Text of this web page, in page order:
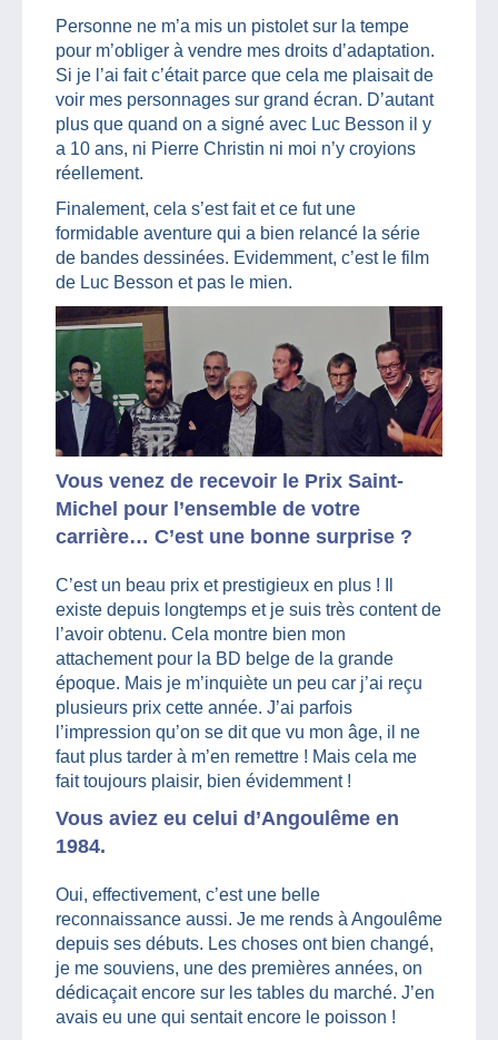
Personne ne m’a mis un pistolet sur la tempe
pour m’obliger à vendre mes droits d’adaptation.
Si je l’ai fait c’était parce que cela me plaisait de
voir mes personnages sur grand écran. D’autant
plus que quand on a signé avec Luc Besson il y
a 10 ans, ni Pierre Christin ni moi n’y croyions
réellement.
Finalement, cela s’est fait et ce fut une
formidable aventure qui a bien relancé la série
de bandes dessinées. Evidemment, c’est le film
de Luc Besson et pas le mien.
Vous venez de recevoir le Prix Saint-
Michel pour l’ensemble de votre
carrière… C’est une bonne surprise ?
C’est un beau prix et prestigieux en plus ! Il
existe depuis longtemps et je suis très content de
l’avoir obtenu. Cela montre bien mon
attachement pour la BD belge de la grande
époque. Mais je m’inquiète un peu car j’ai reçu
plusieurs prix cette année. J’ai parfois
l’impression qu’on se dit que vu mon âge, il ne
faut plus tarder à m’en remettre ! Mais cela me
fait toujours plaisir, bien évidemment !
Vous aviez eu celui d’Angoulême en
1984.
Oui, effectivement, c’est une belle
reconnaissance aussi. Je me rends à Angoulême
depuis ses débuts. Les choses ont bien changé,
je me souviens, une des premières années, on
dédicaçait encore sur les tables du marché. J’en
avais eu une qui sentait encore le poisson !